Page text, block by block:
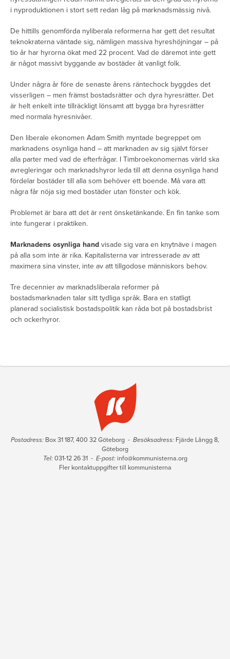
i nyproduktionen i stort sett redan låg på marknadsmässig nivå.
De hittills genomförda nyliberala reformerna har gett det resultat
teknokraterna väntade sig, nämligen massiva hyreshöjningar – på
tio år har hyrorna ökat med 22 procent. Vad de däremot inte gett
är något massivt byggande av bostäder åt vanligt folk.
Under några år före de senaste årens räntechock byggdes det
visserligen – men främst bostadsrätter och dyra hyresrätter. Det
är helt enkelt inte tillräckligt lönsamt att bygga bra hyresrätter
med normala hyresnivåer.
Den liberale ekonomen Adam Smith myntade begreppet om
marknadens osynliga hand – att marknaden av sig självt förser
alla parter med vad de efterfrågar. I Timbroekonomernas värld ska
avregleringar och marknadshyror leda till att denna osynliga hand
fördelar bostäder till alla som behöver ett boende. Må vara att
några får nöja sig med bostäder utan fönster och kök.
Problemet är bara att det är rent önsketänkande. En fin tanke som
inte fungerar i praktiken.
Marknadens osynliga hand visade sig vara en knytnäve i magen
på alla som inte är rika. Kapitalisterna var intresserade av att
maximera sina vinster, inte av att tillgodose människors behov.
Tre decennier av marknadsliberala reformer på
bostadsmarknaden talar sitt tydliga språk. Bara en statligt
planerad socialistisk bostadspolitik kan råda bot på bostadsbrist
och ockerhyror.
Postadress: Box 31 187, 400 32 Göteborg - Besöksadress: Fjärde Långg 8,
Göteborg
Tel:031-12 26 31 - E-post: info@kommunisterna.org
Fler kontaktuppgifter till kommunisterna